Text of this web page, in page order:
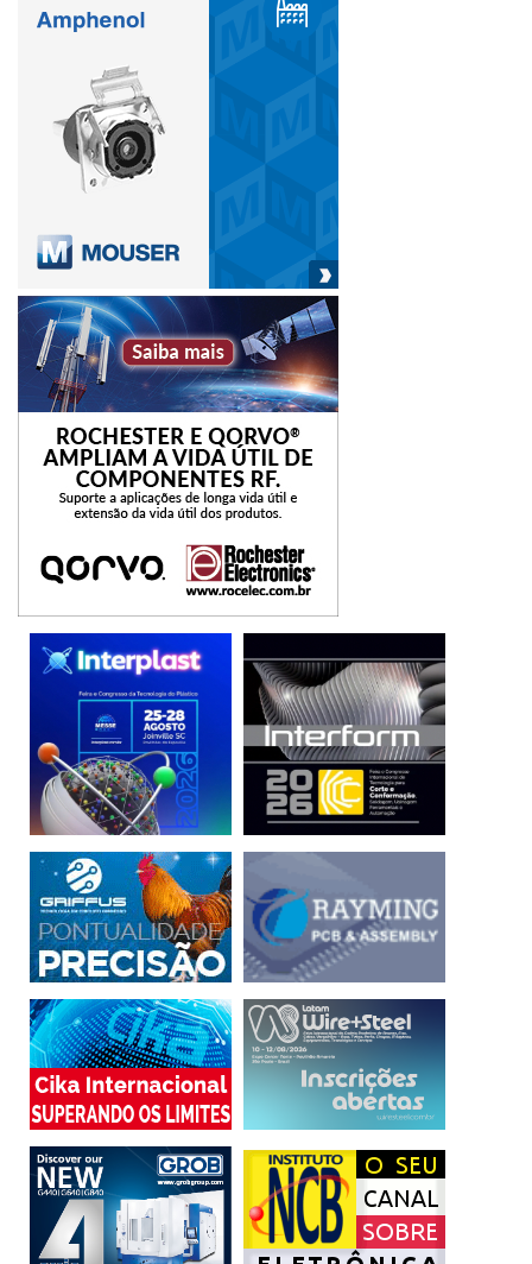
Em outra abordagem, soluções de segurança eletrônica
colaboram com a gestão de hospitais e clínicas médicas. A
Internet das Coisas (IoT), já está presente no atendimento
prestado aos pacientes do Hospital das Clínicas, e de
pensando na aprovação do Estatuto da Segurança Privada
pelo Senado Federal, a instituição da LGPD e marcos
tecnológicos como a chegada do 5G, será possível
estender essas iniciativas para um número cada vez maior
de pessoas – uma vez que a tecnologia garante a
escalabilidade das soluções e a integração de dados no
ecossistema das cidades inteligentes.
Assim, acreditamos que a segurança eletrônica é o
denominador comum para diferentes verticais que
fortalecer seus negócios. Por isso, a Abese se abre para
novas parcerias que alargam o horizonte de atuação das
empresas do setor, seja com o Fórum Brasileiro de IOT, a
participação do grupo de elaboração da Carta das Cidades
Inteligentes do Ministério de Desenvolvimento Regional,
as câmaras temáticas do MCTI, ou a co-fundação do
programa Nacional de Inovação Terra 2 Inova.
Independente do cenário, a Segurança Eletrônica faz parte
da solução.
_____________________________________________
(*) A autora é presidente da Associação Brasileira das
Empresas de Sistemas Eletrônicos de Segurança (Abese).
Agro 4.0 MCTI
segurança eletrônica Tecnologias 4.0